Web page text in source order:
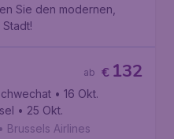
Sie den modernen,
€ 132
ab
• 16 Okt.
• 25 Okt.
• Brussels Airlines